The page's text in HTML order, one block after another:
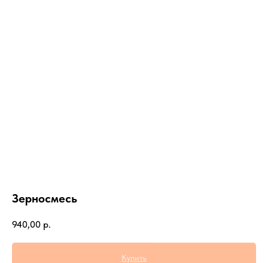
Зерносмесь
940,00 р.
Купить